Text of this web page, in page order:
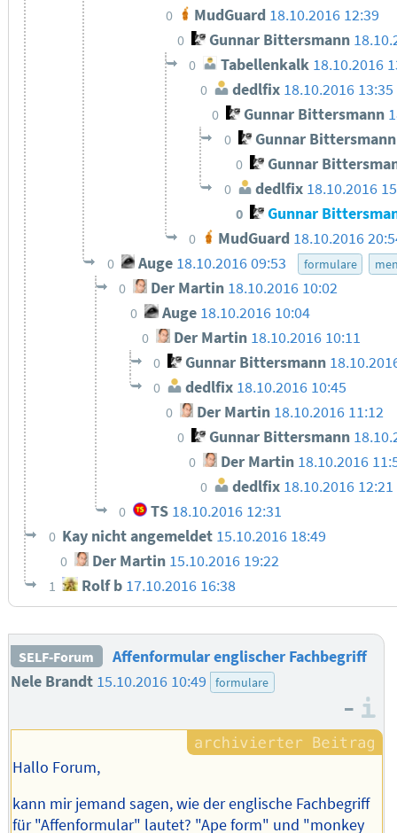
0 MudGuard 18.10.2016 12:39
0 Gunnar Bittersmann
0 Tabellenkalk 18.10.2016
0 dedlfix 18.10.2016 13:35
0 Gunnar Bittersmann
0 Gunnar Bittersmann
0 Gunnar
0 dedlfix 18.10.2016
0 Gunnar
0 MudGuard 18.10.2016
0 Auge 18.10.2016 09:53 formulare
0 Der Martin 18.10.2016 10:02
0 Auge 18.10.2016 10:04
0 Der Martin 18.10.2016 10:11
0 Gunnar Bittersmann
0 dedlfix 18.10.2016 10:45
0 Der Martin 18.10.2016 11:12
0 Gunnar Bittersmann
0 Der Martin 18.10.2016
0 dedlfix 18.10.2016 12:21
0 TS 18.10.2016 12:31
0 Kay nicht angemeldet 15.10.2016 18:49
0 Der Martin 15.10.2016 19:22
1 Rolf b 17.10.2016 16:38
SELF-Forum
Affenformular englischer Fachbegriff
Nele Brandt 15.10.2016 10:49 formulare
–
Hallo Forum,
kann mir jemand sagen, wie der englische Fachbegriff
für "Affenformular" lautet? "Ape form" und "monkey